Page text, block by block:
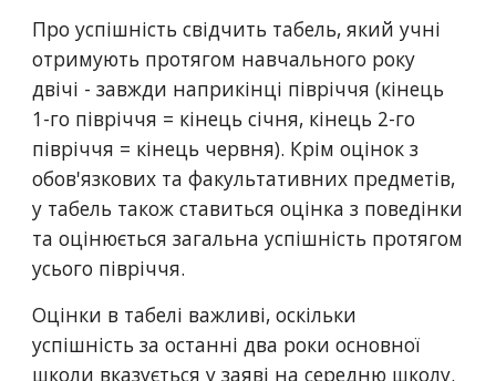
Про успішність свідчить табель, який учні
отримують протягом навчального року
двічі - завжди наприкінці півріччя (кінець
1-го півріччя = кінець січня, кінець 2-го
півріччя = кінець червня). Крім оцінок з
обов'язкових та факультативних предметів,
у табель також ставиться оцінка з поведінки
та оцінюється загальна успішність протягом
усього півріччя.
Оцінки в табелі важливі, оскільки
успішність за останні два роки основної
школи вказується у заяві на середню школу.